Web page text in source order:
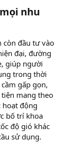
nhu
còn đầu tư vào
đại, đường
giúp người
trong thời
gấp gọn,
mang theo
hoạt động
bố trí khoa
độ gió khác
sử dụng.